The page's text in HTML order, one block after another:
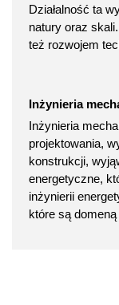
Działalność ta
natury oraz
też rozwojem
Inżynieria
Inżynieria
projektowania,
konstrukcji,
energetyczne,
inżynierii
które są